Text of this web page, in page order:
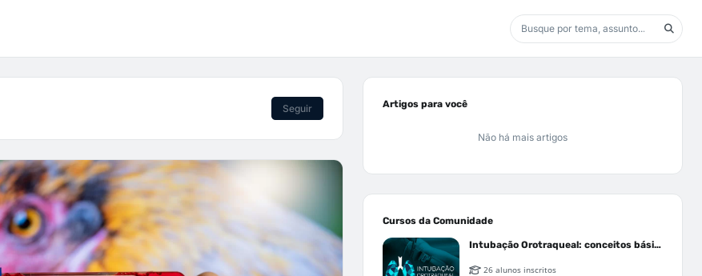
Seguir Artigos para você
Não há mais artigos
Cursos da Comunidade
Intubação Orotraqueal: conceitos básicos
26 alunos inscritos